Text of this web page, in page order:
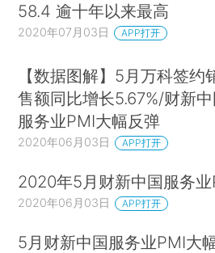
58.4 逾十年以来最高
2020年07月03日 APP打开
【数据图解】5月万科签约
售额同比增长5.67%/财新中
服务业PMI大幅反弹
2020年06月03日 APP打开
2020年5月财新中国服务
2020年06月03日 APP打开
5月财新中国服务业PMI大